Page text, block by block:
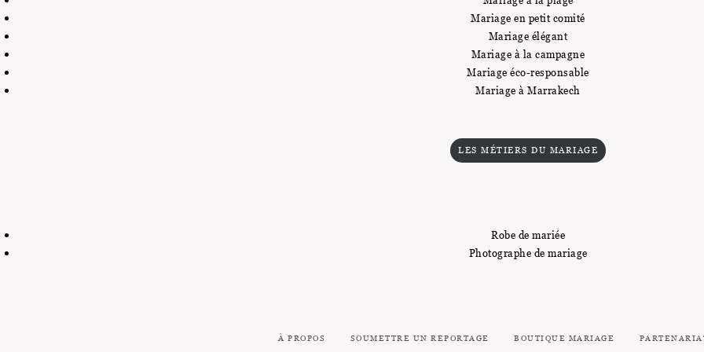
Mariage en petit comité
Mariage élégant
Mariage à la campagne
Mariage éco-responsable
Mariage à Marrakech
LES MÉTIERS DU MARIAGE
Robe de mariée
Photographe de mariage
À PROPOS SOUMETTRE UN REPORTAGE BOUTIQUE MARIAGE